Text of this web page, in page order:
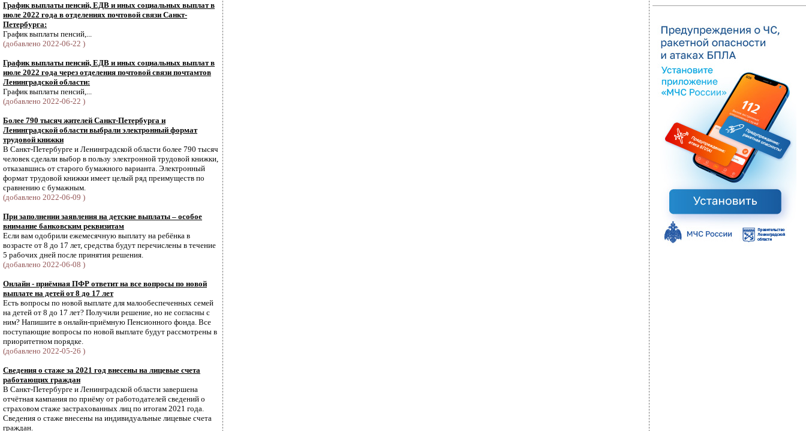
График выплаты пенсий, ЕДВ и иных социальных выплат в
июле 2022 года в отделениях почтовой связи Санкт-
Петербурга:
График выплаты пенсий,...
(добавлено 2022-06-22 )
График выплаты пенсий, ЕДВ и иных социальных выплат в
июле 2022 года через отделения почтовой связи почтамтов
Ленинградской области:
График выплаты пенсий,...
(добавлено 2022-06-22 )
Более 790 тысяч жителей Санкт-Петербурга и
Ленинградской области выбрали электронный формат
трудовой книжки
В Санкт-Петербурге и Ленинградской области более 790 тысяч
человек сделали выбор в пользу электронной трудовой книжки,
отказавшись от старого бумажного варианта. Электронный
формат трудовой книжки имеет целый ряд преимуществ по
сравнению с бумажным.
(добавлено 2022-06-09 )
При заполнении заявления на детские выплаты – особое
внимание банковским реквизитам
Если вам одобрили ежемесячную выплату на ребёнка в
возрасте от 8 до 17 лет, средства будут перечислены в течение
5 рабочих дней после принятия решения.
(добавлено 2022-06-08 )
Онлайн - приёмная ПФР ответит на все вопросы по новой
выплате на детей от 8 до 17 лет
Есть вопросы по новой выплате для малообеспеченных семей
на детей от 8 до 17 лет? Получили решение, но не согласны с
ним? Напишите в онлайн-приёмную Пенсионного фонда. Все
поступающие вопросы по новой выплате будут рассмотрены в
приоритетном порядке.
(добавлено 2022-05-26 )
Сведения о стаже за 2021 год внесены на лицевые счета
работающих граждан
В Санкт-Петербурге и Ленинградской области завершена
отчётная кампания по приёму от работодателей сведений о
страховом стаже застрахованных лиц по итогам 2021 года.
Cведения о стаже внесены на индивидуальные лицевые счета
граждан.